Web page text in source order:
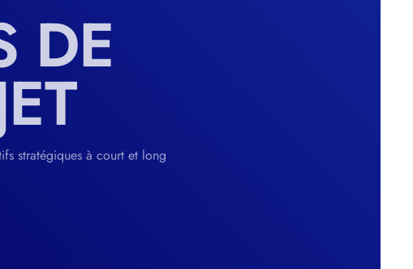
DE
stratégiques à court et long